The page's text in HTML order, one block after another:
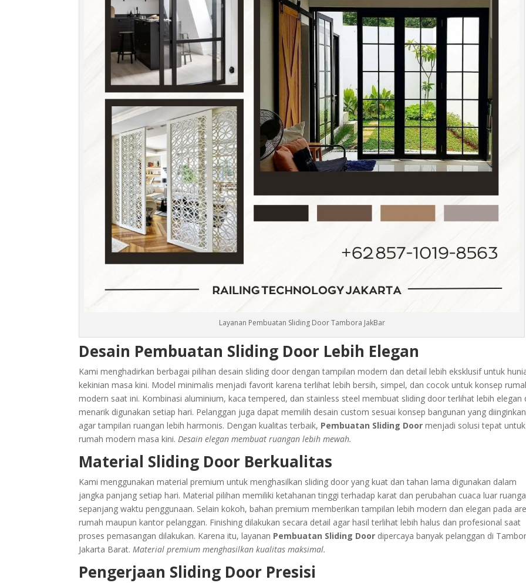
Layanan Pembuatan Sliding Door Tambora JakBar
Desain Pembuatan Sliding Door Lebih Elegan
Kami menghadirkan berbagai pilihan desain sliding door dengan tampilan modern dan detail lebih eksklusif untuk
kekinian masa kini. Model minimalis menjadi favorit karena terlihat lebih bersih, simpel, dan cocok untuk konsep
modern saat ini. Kombinasi aluminium, kaca tempered, dan stainless steel membuat sliding door terlihat lebih elegan
menarik digunakan setiap hari. Pelanggan juga dapat memilih desain custom sesuai konsep bangunan yang diinginkan
agar tampilan ruangan lebih harmonis. Dengan kualitas terbaik, Pembuatan Sliding Door menjadi solusi tepat untuk
rumah modern masa kini. Desain elegan membuat ruangan lebih mewah.
Material Sliding Door Berkualitas
Kami menggunakan material premium untuk menghasilkan sliding door yang kuat dan tahan lama digunakan dalam
jangka panjang setiap hari. Material pilihan memiliki ketahanan tinggi terhadap karat dan perubahan cuaca luar
sepanjang waktu penggunaan. Selain kokoh, bahan premium memberikan tampilan lebih modern dan elegan pada
rumah maupun kantor pelanggan. Finishing dilakukan secara detail agar hasil terlihat lebih halus dan profesional saat
proses pemasangan dilakukan. Karena itu, layanan Pembuatan Sliding Door dipercaya banyak pelanggan di
Jakarta Barat. Material premium menghasilkan kualitas maksimal.
Pengerjaan Sliding Door Presisi